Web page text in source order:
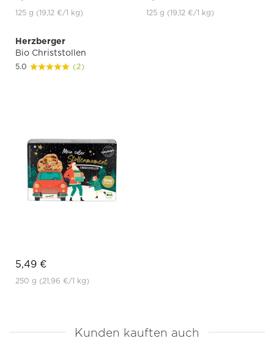
125 g (19,12 €/1 kg) 125 g (19,12 €/1 kg)
Herzberger
Bio Christstollen
5.0 (2)
5,49 €
250 g (21,96 €/1 kg)
Kunden kauften auch